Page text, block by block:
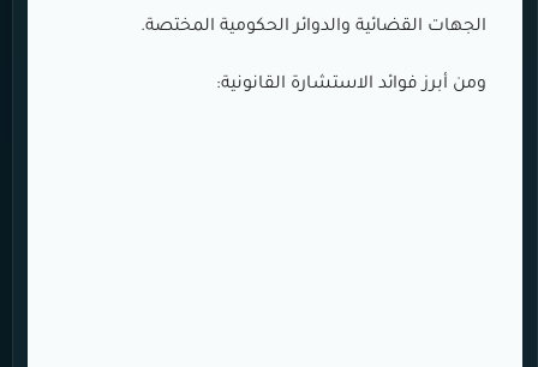
الجهات القضائية والدوائر الحكومية المختصة.
ومن أبرز فوائد الاستشارة القانونية: